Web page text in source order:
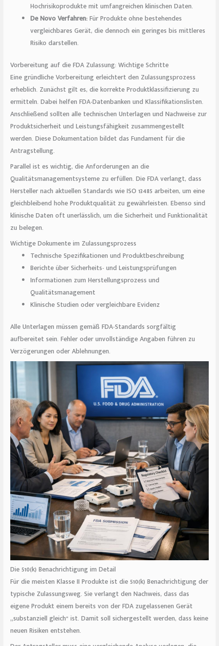
Hochrisikoprodukte mit umfangreichen klinischen Daten.
De Novo Verfahren:Für Produkte ohne bestehendes
vergleichbares Gerät, die dennoch ein geringes bis mittleres
Risiko darstellen.
Vorbereitung auf die FDA Zulassung: Wichtige Schritte
Eine gründliche Vorbereitung erleichtert den Zulassungsprozess
erheblich. Zunächst gilt es, die korrekte Produktklassifizierung zu
ermitteln. Dabei helfen FDA-Datenbanken und Klassifikationslisten.
Anschließend sollten alle technischen Unterlagen und Nachweise zur
Produktsicherheit und Leistungsfähigkeit zusammengestellt
werden. Diese Dokumentation bildet das Fundament für die
Antragstellung.
Parallel ist es wichtig, die Anforderungen an die
Qualitätsmanagementsysteme zu erfüllen. Die FDA verlangt, dass
Hersteller nach aktuellen Standards wie ISO 13485 arbeiten, um eine
gleichbleibend hohe Produktqualität zu gewährleisten. Ebenso sind
klinische Daten oft unerlässlich, um die Sicherheit und Funktionalität
zu belegen.
Wichtige Dokumente im Zulassungsprozess
Technische Spezifikationen und Produktbeschreibung
Berichte über Sicherheits- und Leistungsprüfungen
Informationen zum Herstellungsprozess und
Qualitätsmanagement
Klinische Studien oder vergleichbare Evidenz
Alle Unterlagen müssen gemäß FDA-Standards sorgfältig
aufbereitet sein. Fehler oder unvollständige Angaben führen zu
Verzögerungen oder Ablehnungen.
Die 510(k) Benachrichtigung im Detail
Für die meisten Klasse II Produkte ist die 510(k) Benachrichtigung der
typische Zulassungsweg. Sie verlangt den Nachweis, dass das
eigene Produkt einem bereits von der FDA zugelassenen Gerät
„substanziell gleich“ ist. Damit soll sichergestellt werden, dass keine
neuen Risiken entstehen.